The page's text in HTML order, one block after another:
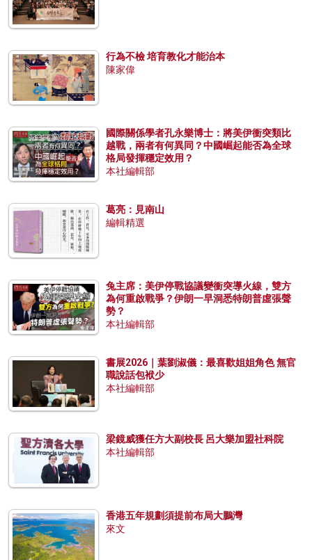
行為不檢 培育教化才能治本
陳家偉
國際關係學者孔永樂博士：將美伊衝突類比
越戰，兩者有何異同？中國崛起能否為全球
格局發揮穩定效用？
本社編輯部
葛亮：見南山
編輯精選
兔主席：美伊停戰協議變衝突導火線，雙方
為何重啟戰爭？伊朗一早洞悉特朗普虛張聲
勢？
本社編輯部
書展2026｜葉劉淑儀：最喜歡姐姐角色 無官
職說話包袱少
本社編輯部
梁鏡威獲任方大副校長 呂大樂加盟社科院
本社編輯部
香港五年規劃須提前布局大鵬灣
來文